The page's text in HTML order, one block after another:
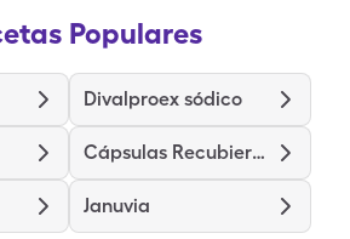
Populares
Divalproex sódico
Cápsulas Recubiertas de Clorhidrato de Diltiazem (liberación prolongada)
Januvia